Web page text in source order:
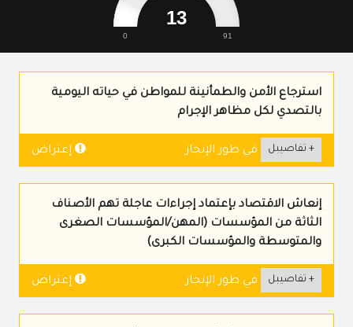
13
0 91
استرجاع الأمن والطمأنينة للمواطن في حياته اليومية
بالتصدي لكل مظاهر الإجرام
+ تفاصيبل في طور الإنجاز إعتراض
إنعاش الاقتصاد بإعتماد إجراءات عاجلة تهم الأصناف
الثاثة من المؤسسات (المهن/المؤسسات الصغرى
والمتوسطة والمؤسسات الكبرى)
+ تفاصيبل في طور الإنجاز إعتراض